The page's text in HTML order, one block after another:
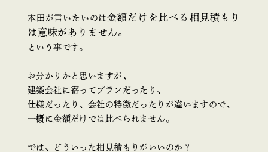
本田が言いたいのは金額だけを比べる相見積もり
は意味がありません。
という事です。
お分かりかと思いますが、
建築会社に寄ってプランだったり、
仕様だったり、会社の特徴だったりが違いますので、
一概に金額だけでは比べられません。
では、どういった相見積もりがいいのか？